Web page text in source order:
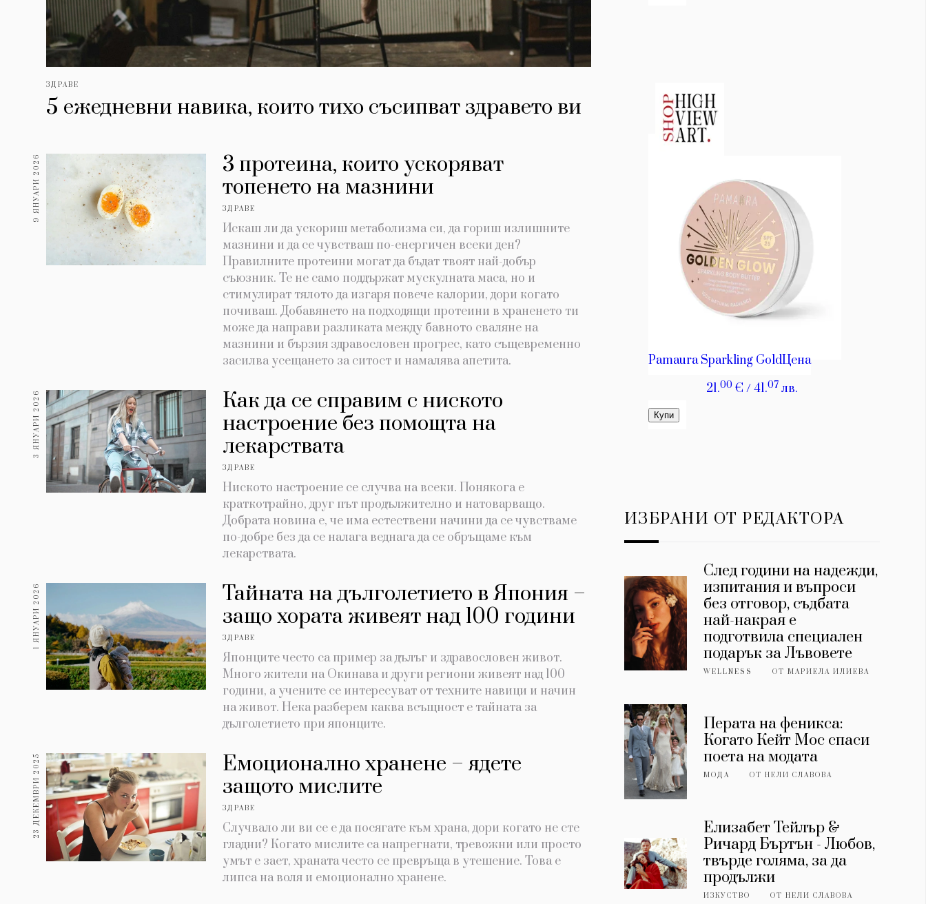
ЗДРАВЕ
5 ежедневни навика, които тихо съсипват здравето ви
9 ЯНУАРИ 2026
3 протеина, които ускоряват
топенето на мазнини
ЗДРАВЕ
Искаш ли да ускориш метаболизма си, да гориш излишните
мазнини и да се чувстваш по-енергичен всеки ден?
Правилните протеини могат да бъдат твоят най-добър
съюзник. Те не само поддържат мускулната маса, но и
стимулират тялото да изгаря повече калории, дори когато
почиваш. Добавянето на подходящи протеини в храненето ти
може да направи разликата между бавното сваляне на
мазнини и бързия здравословен прогрес, като същевременно
засилва усещането за ситост и намалява апетита.
3 ЯНУАРИ 2026
Как да се справим с ниското
настроение без помощта на
лекарствата
ЗДРАВЕ
Ниското настроение се случва на всеки. Понякога е
краткотрайно, друг път продължително и натоварващо.
Добрата новина е, че има естествени начини да се чувстваме
по-добре без да се налага веднага да се обръщаме към
лекарствата.
1 ЯНУАРИ 2026
Тайната на дълголетието в Япония –
защо хората живеят над 100 години
ЗДРАВЕ
Японците често са пример за дълъг и здравословен живот.
Много жители на Окинава и други региони живеят над 100
години, а учените се интересуват от техните навици и начин
на живот. Нека разберем каква всъщност е тайната за
дълголетието при японците.
23 ДЕКЕМВРИ 2025
Емоционално хранене – ядете
защото мислите
ЗДРАВЕ
Случвало ли ви се е да посягате към храна, дори когато не сте
гладни? Когато мислите са напрегнати, тревожни или просто
умът е зает, храната често се превръща в утешение. Това е
липса на воля и емоционално хранене.
ИЗБРАНИ ОТ РЕДАКТОРА
След години на надежди,
изпитания и въпроси
без отговор, съдбата
най-накрая е
подготвила специален
подарък за Лъвовете
WELLNESS ОТМАРИЕЛА ИЛИЕВА
Перата на феникса:
Когато Кейт Мос спаси
поета на модата
МОДА ОТНЕЛИ СЛАВОВА
Елизабет Тейлър &
Ричард Бъртън - Любов,
твърде голяма, за да
продължи
ИЗКУСТВО ОТНЕЛИ СЛАВОВА